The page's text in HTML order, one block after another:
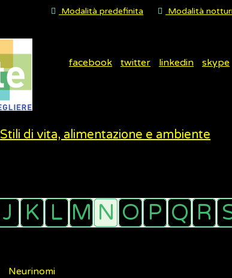
Modalità predefinita Modalità
facebook twitter linkedin skype
Stili di vita, alimentazione e ambiente
Neurinomi